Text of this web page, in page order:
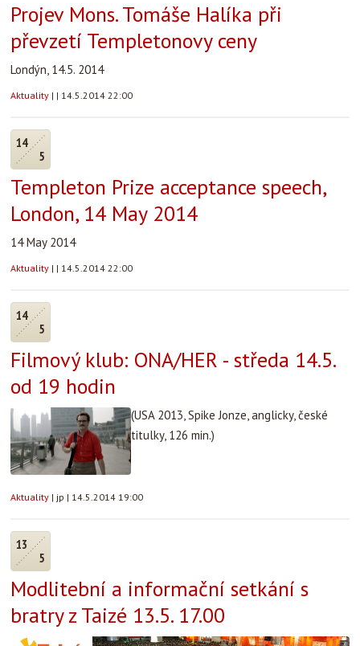
Projev Mons. Tomáše Halíka při
převzetí Templetonovy ceny
Londýn, 14.5. 2014
Aktuality | | 14.5.2014 22:00
14
5
Templeton Prize acceptance speech,
London, 14 May 2014
14 May 2014
Aktuality | | 14.5.2014 22:00
14
5
Filmový klub: ONA/HER - středa 14.5.
od 19 hodin
(USA 2013, Spike Jonze, anglicky, české
titulky, 126 min.)
Aktuality | jp | 14.5.2014 19:00
13
5
Modlitební a informační setkání s
bratry z Taizé 13.5. 17.00